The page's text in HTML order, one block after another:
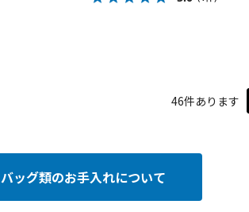
46件あります
バッグ類のお手入れについて